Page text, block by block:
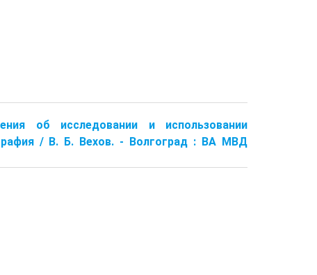
об исследовании и использовании
/ В. Б. Вехов. - Волгоград : ВА МВД